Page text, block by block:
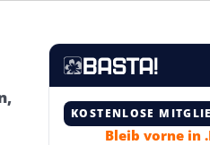
KOSTENLOSE
Bleib vorne in